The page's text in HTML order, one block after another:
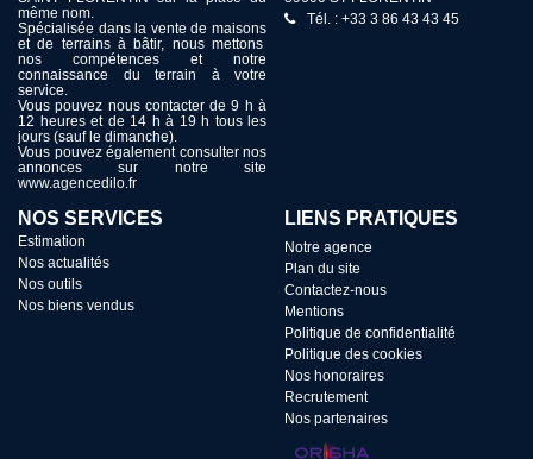
même nom.
Spécialisée dans la vente de maisons
et de terrains à bâtir, nous mettons
nos compétences et notre
connaissance du terrain à votre
service.
Vous pouvez nous contacter de 9 h à
12 heures et de 14 h à 19 h tous les
jours (sauf le dimanche).
Vous pouvez également consulter nos
annonces sur notre site
www.agencedilo.fr
Tél. : +33 3 86 43 43 45
NOS SERVICES
Estimation
Nos actualités
Nos outils
Nos biens vendus
LIENS PRATIQUES
Notre agence
Plan du site
Contactez-nous
Mentions
Politique de confidentialité
Politique des cookies
Nos honoraires
Recrutement
Nos partenaires